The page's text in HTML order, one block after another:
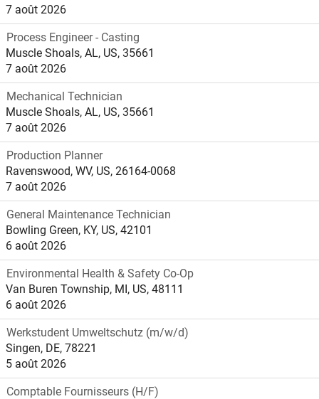
7 août 2026
Process Engineer - Casting
Muscle Shoals, AL, US, 35661
7 août 2026
Mechanical Technician
Muscle Shoals, AL, US, 35661
7 août 2026
Production Planner
Ravenswood, WV, US, 26164-0068
7 août 2026
General Maintenance Technician
Bowling Green, KY, US, 42101
6 août 2026
Environmental Health & Safety Co-Op
Van Buren Township, MI, US, 48111
6 août 2026
Werkstudent Umweltschutz (m/w/d)
Singen, DE, 78221
5 août 2026
Comptable Fournisseurs (H/F)